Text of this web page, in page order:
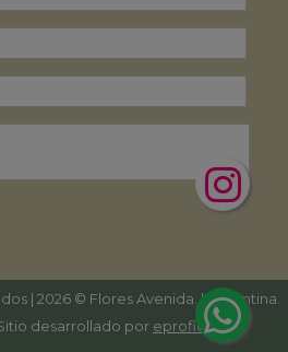
| 2026 © Flores Avenida. | Argentina.
desarrollado por eproficio